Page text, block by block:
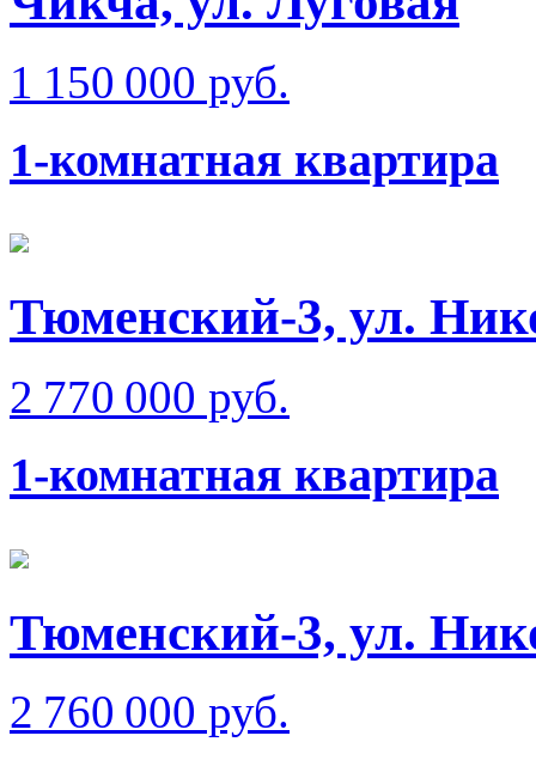
1 150 000 руб.
1-комнатная квартира
Тюменский-3, ул.
2 770 000 руб.
1-комнатная квартира
Тюменский-3, ул.
2 760 000 руб.